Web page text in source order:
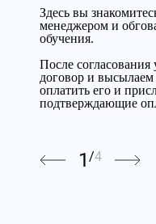
нам и мы с
документ,
и знания.
Здесь вы
менеджером и
обучения.
После
договор и высылаем
оплатить его и
подтверждающие
момент можете
освежить знания.
также на площадке
учреждений, если
нам и мы с
документ,
и знания.
Здесь вы
менеджером и
обучения.
После
договор и высылаем
оплатить его и
подтверждающие
1 /4